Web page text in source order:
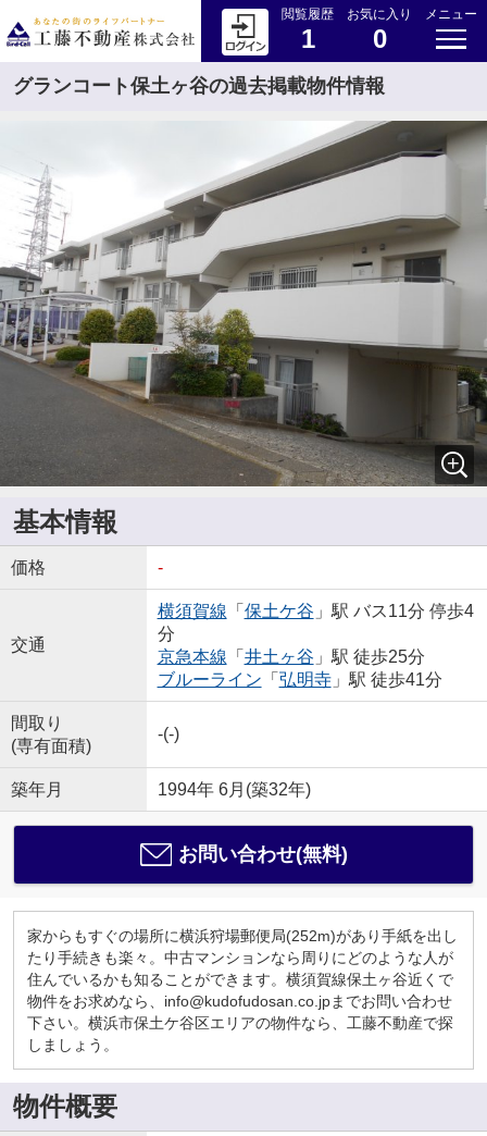
閲覧履歴
1
お気に入り
0
メニュー
グランコート保土ヶ谷の過去掲載物件情報
基本情報
価格 -
交通
横須賀線 「 保土ケ谷 」駅 バス11分 停歩4
分
京急本線 「 井土ヶ谷 」駅 徒歩25分
ブルーライン 「 弘明寺」駅 徒歩41分
間取り
(専有面積)
-(-)
築年月 1994年 6月(築32年)
お問い合わせ(無料)
家からもすぐの場所に横浜狩場郵便局(252m)があり手紙を出し
たり手続きも楽々。中古マンションなら周りにどのような人が
住んでいるかも知ることができます。横須賀線保土ヶ谷近くで
物件をお求めなら、info@kudofudosan.co.jpまでお問い合わせ
下さい。横浜市保土ケ谷区エリアの物件なら、工藤不動産で探
しましょう。
物件概要